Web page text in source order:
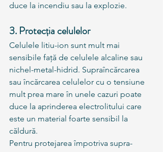
duce la incendiu sau la explozie.
3. Protecția celulelor
Celulele litiu-ion sunt mult mai
sensibile față de celulele alcaline sau
nichel-metal-hidrid. Supraîncărcarea
sau încărcarea celulelor cu o tensiune
mult prea mare în unele cazuri poate
duce la aprinderea electrolitului care
este un material foarte sensibil la
căldură.
Pentru protejarea împotriva supra-